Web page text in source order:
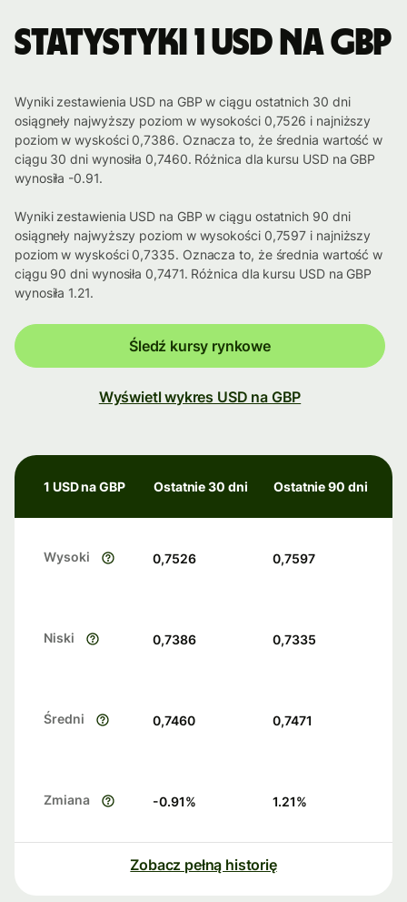
Statystyki 1 USD na GBP
Wyniki zestawienia USD na GBP w ciągu ostatnich 30 dni
osiągneły najwyższy poziom w wysokości 0,7526 i najniższy
poziom w wyskości 0,7386. Oznacza to, że średnia wartość w
ciągu 30 dni wynosiła 0,7460. Różnica dla kursu USD na GBP
wynosiła -0.91.
Wyniki zestawienia USD na GBP w ciągu ostatnich 90 dni
osiągneły najwyższy poziom w wysokości 0,7597 i najniższy
poziom w wyskości 0,7335. Oznacza to, że średnia wartość w
ciągu 90 dni wynosiła 0,7471. Różnica dla kursu USD na GBP
wynosiła 1.21.
Śledź kursy rynkowe
Wyświetl wykres USD na GBP
1 USD na GBP Ostatnie 30 dni Ostatnie 90 dni
Wysoki 0,7526 0,7597
Niski 0,7386 0,7335
Średni 0,7460 0,7471
Zmiana -0.91% 1.21%
Zobacz pełną historię